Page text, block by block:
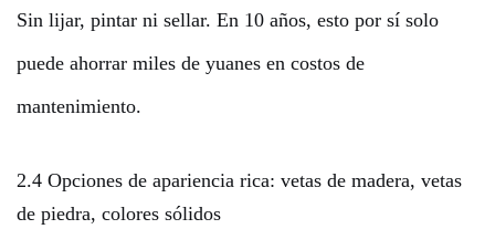
Sin lijar, pintar ni sellar. En 10 años, esto por sí solo
puede ahorrar miles de yuanes en costos de
mantenimiento.
2.4 Opciones de apariencia rica: vetas de madera, vetas
de piedra, colores sólidos